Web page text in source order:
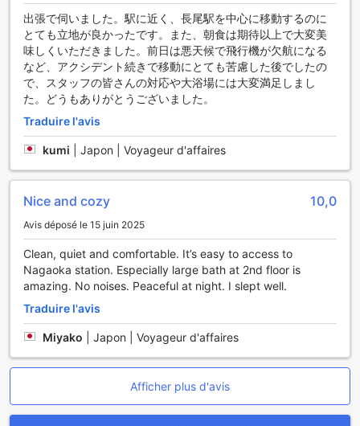
touristiques, profiter des paysages pittoresques ou vous
rendre à des événements locaux, la location de voiture est
une option idéale pour maximiser votre expérience.
De plus, l'hôtel dispose d'un parking sur place, bien que
des frais de stationnement soient appliqués. Cela garantit
que votre véhicule est en sécurité pendant votre séjour
tout en vous offrant un accès facile aux commodités de
l'hôtel. Avec ces installations de transport, l'Hôtel Hokke
Club Niigata-Nagaoka s'assure que chaque visiteur puisse
profiter d'un séjour sans tracas, en alliant confort et
flexibilité.
Confort et Commodités au Hotel Hokke Club Niigata-
Nagaoka
Au sein de l'Hotel Hokke Club Niigata-Nagaoka, chaque
chambre est conçue pour offrir un confort inégalé et des
commodités modernes qui répondent aux besoins des
pourrez ajuster la température de votre espace à votre
convenance, garantissant ainsi un séjour agréable, quelle
que soit la saison. Les équipements de divertissement
incluent une télévision avec chaînes satellite/câble, vous
d'exploration dans la charmante ville de Nagaoka.
出張で伺いました。駅に近く、長尾駅を中心に移動するのに
とても立地が良かったです。また、朝食は期待以上で大変美
味しくいただきました。前日は悪天候で飛行機が欠航になる
など、アクシデント続きで移動にとても苦慮した後でしたの
で、スタッフの皆さんの対応や大浴場には大変満足しまし
た。どうもありがとうございました。
Traduire l'avis
kumi Japon | Voyageur d'affaires
Nice and cozy 10,0
Avis déposé le 15 juin 2025
Clean, quiet and comfortable. It’s easy to access to
Nagaoka station. Especially large bath at 2nd floor is
amazing. No noises. Peaceful at night. I slept well.
Traduire l'avis
Miyako Japon | Voyageur d'affaires
Afficher plus d'avis